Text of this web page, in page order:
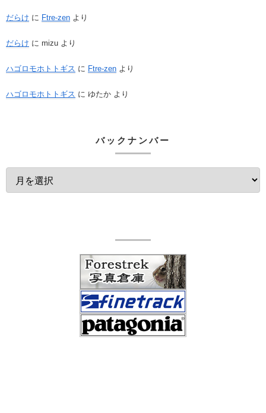
だらけ に Ftre-zen より
だらけ に mizu より
ハゴロモホトトギス に Ftre-zen より
ハゴロモホトトギス に ゆたか より
バックナンバー